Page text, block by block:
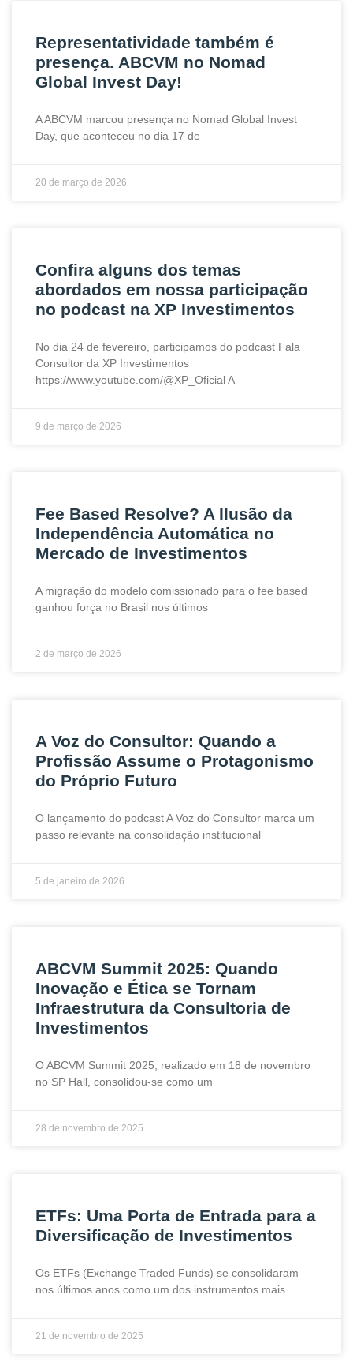
Representatividade também é
presença. ABCVM no Nomad
Global Invest Day!
A ABCVM marcou presença no Nomad Global Invest
Day, que aconteceu no dia 17 de
20 de março de 2026
Confira alguns dos temas
abordados em nossa participação
no podcast na XP Investimentos
No dia 24 de fevereiro, participamos do podcast Fala
Consultor da XP Investimentos
https://www.youtube.com/@XP_Oficial A
9 de março de 2026
Fee Based Resolve? A Ilusão da
Independência Automática no
Mercado de Investimentos
A migração do modelo comissionado para o fee based
ganhou força no Brasil nos últimos
2 de março de 2026
A Voz do Consultor: Quando a
Profissão Assume o Protagonismo
do Próprio Futuro
O lançamento do podcast A Voz do Consultor marca um
passo relevante na consolidação institucional
5 de janeiro de 2026
ABCVM Summit 2025: Quando
Inovação e Ética se Tornam
Infraestrutura da Consultoria de
Investimentos
O ABCVM Summit 2025, realizado em 18 de novembro
no SP Hall, consolidou-se como um
28 de novembro de 2025
ETFs: Uma Porta de Entrada para a
Diversificação de Investimentos
Os ETFs (Exchange Traded Funds) se consolidaram
nos últimos anos como um dos instrumentos mais
21 de novembro de 2025